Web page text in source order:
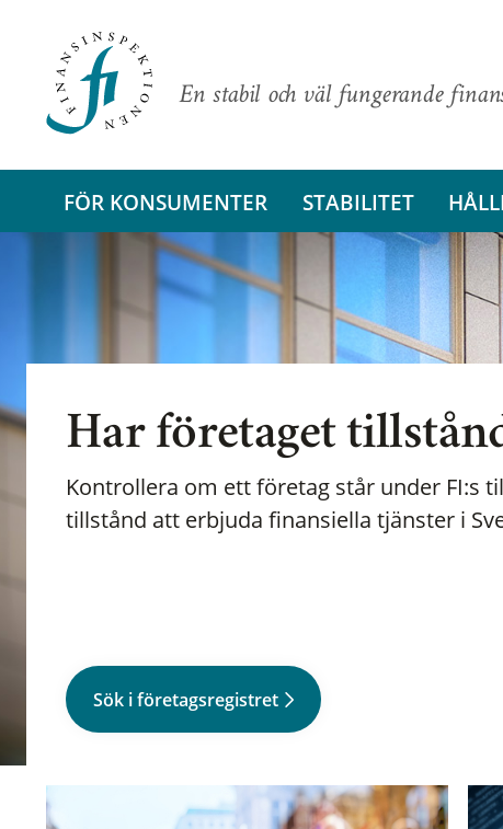
En stabil och väl fungerande
FÖR KONSUMENTER STABILITET
Har företaget
Kontrollera om ett företag står under FI:s
tillstånd att erbjuda finansiella tjänster i
Sök i företagsregistret